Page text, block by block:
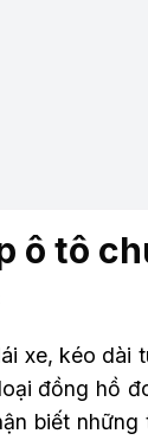
ô tô
xe, kéo dài
đồng hồ
biết